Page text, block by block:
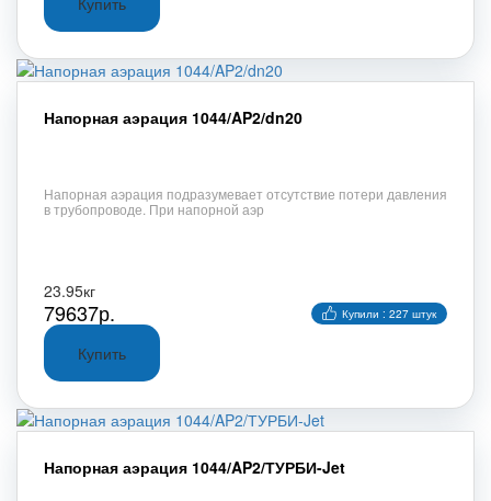
Напорная аэрация 1044/AP2/dn20
Напорная аэрация подразумевает отсутствие потери давления
в трубопроводе. При напорной аэр
23.95кг
79637р. Купили : 227 штук
Напорная аэрация 1044/AP2/ТУРБИ-Jet